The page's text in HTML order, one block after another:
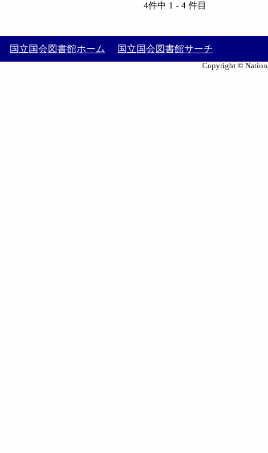
4件中 1 - 4 件目
国立国会図書館ホーム 国立国会図書館サーチ
Copyright ©